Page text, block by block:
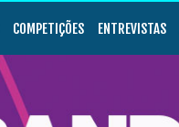
COMPETIÇÕES ENTREVISTAS